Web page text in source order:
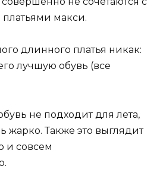
макси.
не подходит для лета,
жарко. Также это выглядит
и совсем